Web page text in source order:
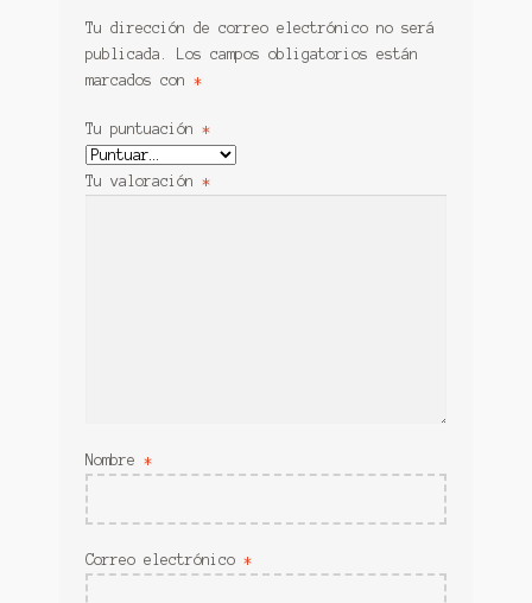
Tu dirección de correo electrónico no será
publicada.
Los campos obligatorios están
marcados con *
Tu puntuación *
Tu valoración *
Nombre *
Correo electrónico *